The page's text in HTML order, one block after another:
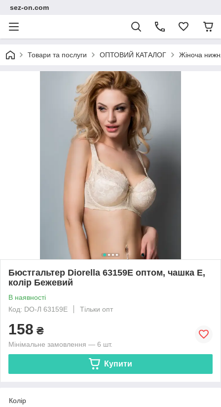
sez-on.com
Товари та послуги ОПТОВИЙ КАТАЛОГ Жіноча
Бюстгальтер Diorella 63159E оптом, чашка E,
колір Бежевий
В наявності
Код: DO-Л 63159E
Тільки опт
158 ₴
Мінімальне замовлення — 6 шт.
Купити
Колір